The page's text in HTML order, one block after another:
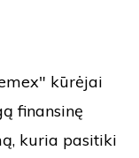
kūrėjai
finansinę
kuria pasitiki